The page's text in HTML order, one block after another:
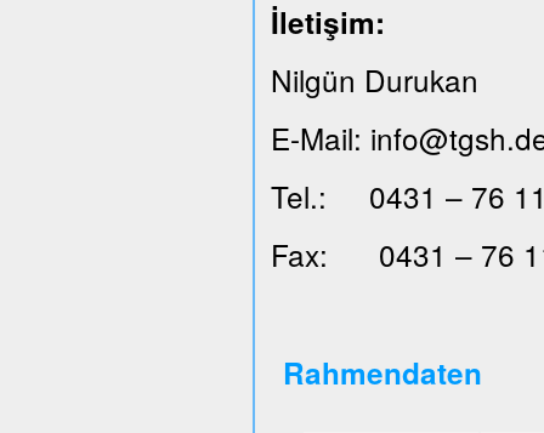
İletişim:
Nilgün Durukan
E-Mail:
Tel.: 0431 – 76
Fax: 0431 – 76
Rahmendaten